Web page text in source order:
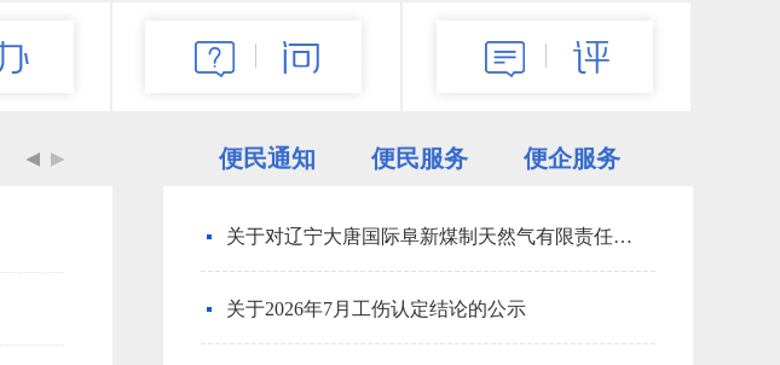
安全生产管理 中外合作办学
城市建设
便民通知 便民服务 便企服务
关于对辽宁大唐国际阜新煤制天然气有限责任公司2019年9月-2020年5月开展工业固体废物资源综合利用评价的公示
关于2026年7月工伤认定结论的公示